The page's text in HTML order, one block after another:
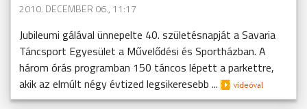
2010. DECEMBER 06., 11:17
Jubileumi gálával ünnepelte 40. születésnapját a Savaria
Táncsport Egyesület a Művelődési és Sportházban. A
három órás programban 150 táncos lépett a parkettre,
akik az elmúlt négy évtized legsikeresebb ...